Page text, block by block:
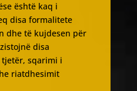
është kaq i
disa formalitete
dhe të kujdesen për
disa
sqarimi i
riatdhesimit